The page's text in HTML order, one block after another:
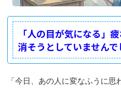
「人の目が気になる」
消そうとしていませんで
「今日、あの人に変なふうに